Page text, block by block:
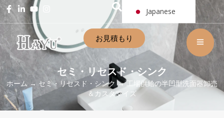
Japanese
お見積もり
セミ・リセスド・シンク
ホーム → セミ・リセスド・シンク → 工場供給の半凹型洗面器卸売
＆カスタマイズ